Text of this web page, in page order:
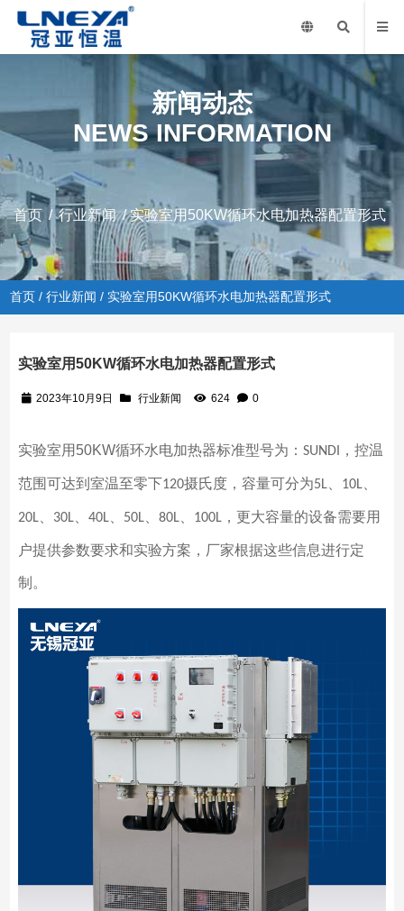
新闻动态
NEWS INFORMATION
首页 /行业新闻/ 实验室用50KW循环水电加热器配置形式
首页 /行业新闻 / 实验室用50KW循环水电加热器配置形式
实验室用50KW循环水电加热器配置形式
2023年10月9日 行业新闻 624 0
实验室用 50KW循环水电加热器标准型号为： SUNDI ，控温
范围可达到室温至零下120摄氏度，容量可分为5L、 10L、
20L、 30L、 40L、 50L、 80L、 100L，更大容量的设备需要用
户提供参数要求和实验方案，厂家根据这些信息进行定
制。